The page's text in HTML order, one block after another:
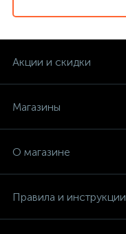
Акции и скидки
Магазины
О магазине
Правила и инструкции